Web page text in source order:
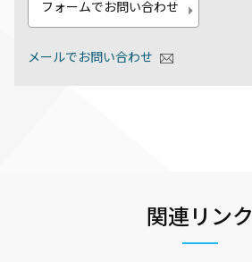
フォームでお問い合わせ
メールでお問い合わせ
関連リンク